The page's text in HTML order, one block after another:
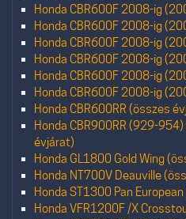
Honda CBR600F 2008-ig
Honda CBR600F 2008-ig
Honda CBR600F 2008-ig
Honda CBR600F 2008-ig
Honda CBR600F 2008-ig
Honda CBR600F 2008-ig
Honda CBR600RR (összes
Honda CBR900RR (929-
évjárat)
Honda GL1800 Gold Wing
Honda NT700V Deauville
Honda ST1300 Pan
Honda VFR1200F /X